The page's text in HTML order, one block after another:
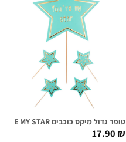
טופר גדול מיקס כוכבים YOU'RE MY STAR מנטה זהב
17.90₪